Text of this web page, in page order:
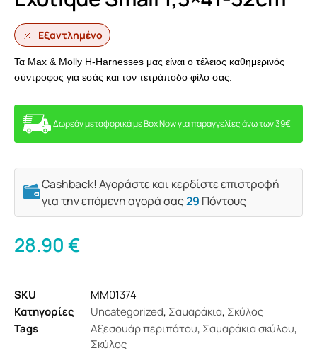
Εξαντλημένο
Τα Max & Molly H-Harnesses μας είναι ο τέλειος καθημερινός
σύντροφος για εσάς και τον τετράποδο φίλο σας.
Δωρεάν μεταφορικά με Box Now για παραγγελίες άνω των 39€
Cashback! Αγοράστε και κερδίστε επιστροφή
για την επόμενη αγορά σας29 Πόντους
28.90€
SKU
MM01374
Κατηγορίες
Uncategorized, Σαμαράκια, Σκύλος
Tags
Αξεσουάρ περιπάτου, Σαμαράκια σκύλου,
Σκύλος